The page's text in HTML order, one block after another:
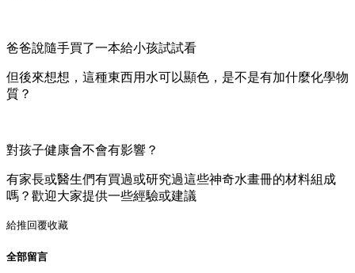
爸爸說隨手買了一本給小孩試試看
但後來想想，這種東西用水可以顯色，是不是有加什麼化學物
質？
對孩子健康會不會有影響？
有家長或醫生們有買過或研究過這些神奇水畫冊的材料組成
嗎？歡迎大家提供一些經驗或建議
給推回覆收藏
全部留言